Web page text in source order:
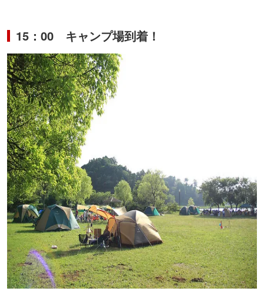
15：00 キャンプ場到着！